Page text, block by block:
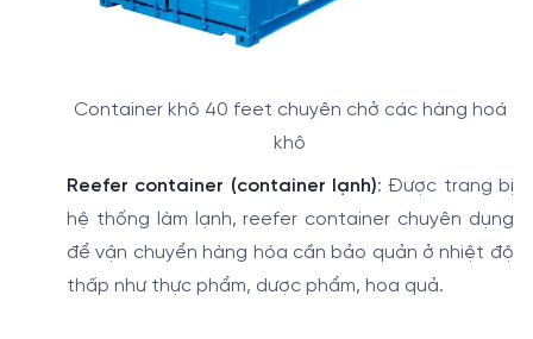
Container khô 40 feet chuyên chở các hàng hoá
khô
Reefer container (container lạnh): Được trang bị
hệ thống làm lạnh, reefer container chuyên dụng
để vận chuyển hàng hóa cần bảo quản ở nhiệt độ
thấp như thực phẩm, dược phẩm, hoa quả.